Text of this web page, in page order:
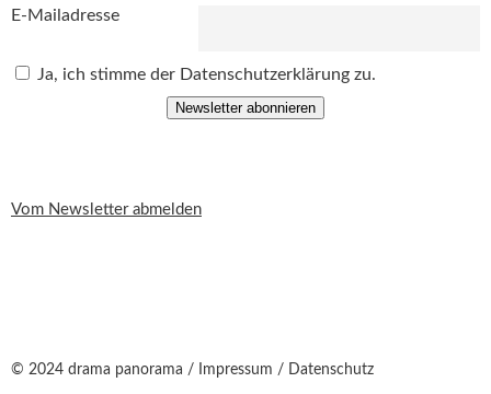
E-Mailadresse
Ja, ich stimme der Datenschutzerklärung zu.
Newsletter abonnieren
Vom Newsletter abmelden
© 2024 drama panorama / Impressum / Datenschutz